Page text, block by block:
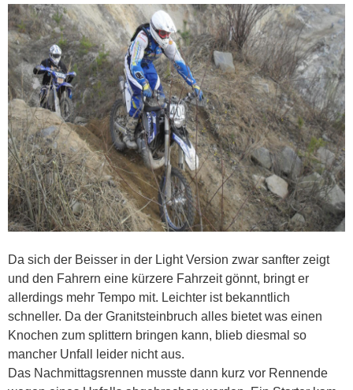
Da sich der Beisser in der Light Version zwar sanfter zeigt
und den Fahrern eine kürzere Fahrzeit gönnt, bringt er
allerdings mehr Tempo mit. Leichter ist bekanntlich
schneller. Da der Granitsteinbruch alles bietet was einen
Knochen zum splittern bringen kann, blieb diesmal so
mancher Unfall leider nicht aus.
Das Nachmittagsrennen musste dann kurz vor Rennende